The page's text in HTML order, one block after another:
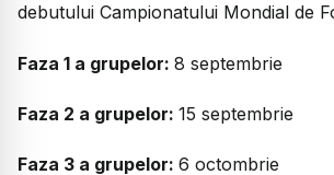
debutului Campionatului Mondial de
Faza 1 a grupelor: 8 septembrie
Faza 2 a grupelor: 15 septembrie
Faza 3 a grupelor: 6 octombrie